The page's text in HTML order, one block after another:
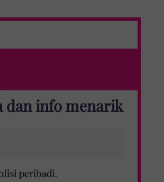
dan info menarik
peribadi.